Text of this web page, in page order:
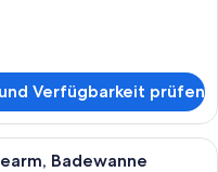
Verfügbarkeit prüfen
Bettwaren, Pillowtop-
Badewanne